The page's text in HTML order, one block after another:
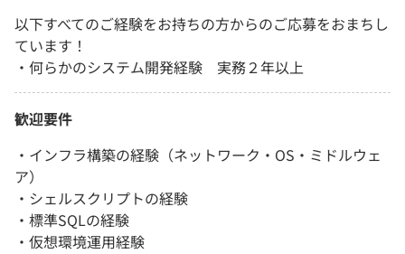
以下すべてのご経験をお持ちの方からのご応募をおまちし
ています！
・何らかのシステム開発経験 実務２年以上
歓迎要件
・インフラ構築の経験（ネットワーク・OS・ミドルウェ
ア）
・シェルスクリプトの経験
・標準SQLの経験
・仮想環境運用経験